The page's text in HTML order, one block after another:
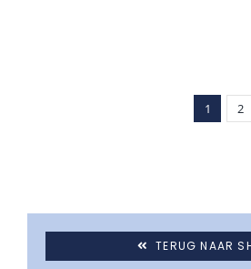
1 2
TERUG NAAR